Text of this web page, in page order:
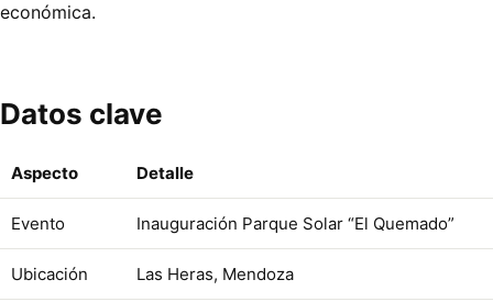
económica.
Datos clave
Aspecto Detalle
Evento Inauguración Parque Solar “El Quemado”
Ubicación Las Heras, Mendoza